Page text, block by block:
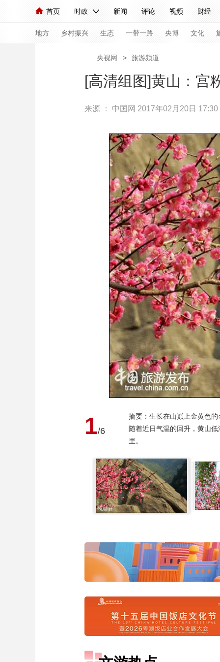
首页 时政 新闻 评论 视频 财经
人民领袖习近平 联播+ 中国领导人 央视快评 习
直播 栏目大全 节目单 听音 微视频
海外频道 iPanda English Монгол
地方 乡村振兴 生态 一带一路 央博 文化
国内 国际 评论 经济 军事
小央视频 小央直播 直播中国 熊
快看 蓝海中国 新
竞猜 2026年世界杯 2026年
CCTV奥林匹克频道 生活体育大会
乡村振兴 生态环境 一带一路
大国展会 大国保险 云顶对话
直播 节目单 栏目 片库
央视网 > 旅游频道
[高清组图]黄山：宫
来源 ： 中国网 2017年02月20日 17:30
1/6
摘要：生长在山巅上金黄色
随着近日气温的回升，黄山
里。